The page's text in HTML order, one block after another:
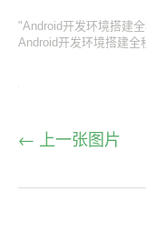
"Android开发环境搭建
Android开发环境搭建全
← 上一张图片